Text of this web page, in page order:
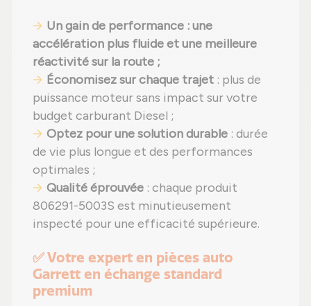
Un gain de performance : une
accélération plus fluide et une meilleure
réactivité sur la route ;
Économisez sur chaque trajet : plus de
puissance moteur sans impact sur votre
budget carburant Diesel ;
Optez pour une solution durable : durée
de vie plus longue et des performances
optimales ;
Qualité éprouvée : chaque produit
806291-5003S est minutieusement
inspecté pour une efficacité supérieure.
✅ Votre expert en pièces auto
Garrett en échange standard
premium